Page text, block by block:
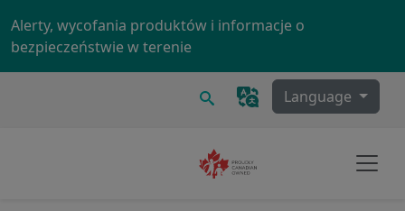
Alerty, wycofania produktów i informacje o
bezpieczeństwie w terenie
Szukaj Language